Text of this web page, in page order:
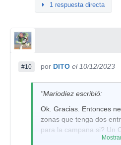
1 respuesta directa
#10 por DITO el 10/12/2023
"Mariodiez escribió:
Ok. Gracias. Entonces
zonas que tenga dos
para la campana si? Un